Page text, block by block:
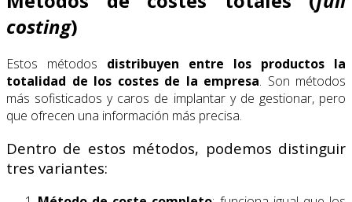
costing)
Estos métodos distribuyen entre los productos la
totalidad de los costes de la empresa. Son métodos
más sofisticados y caros de implantar y de gestionar, pero
que ofrecen una información más precisa.
Dentro de estos métodos, podemos distinguir
tres variantes: